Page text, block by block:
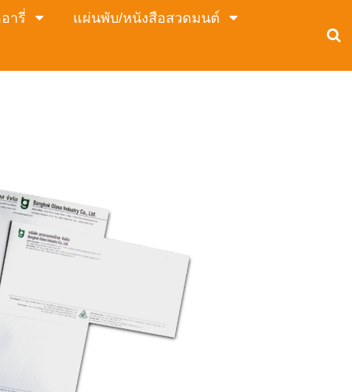
ารี่ แผ่นพับ/หนังสือสวดมนต์